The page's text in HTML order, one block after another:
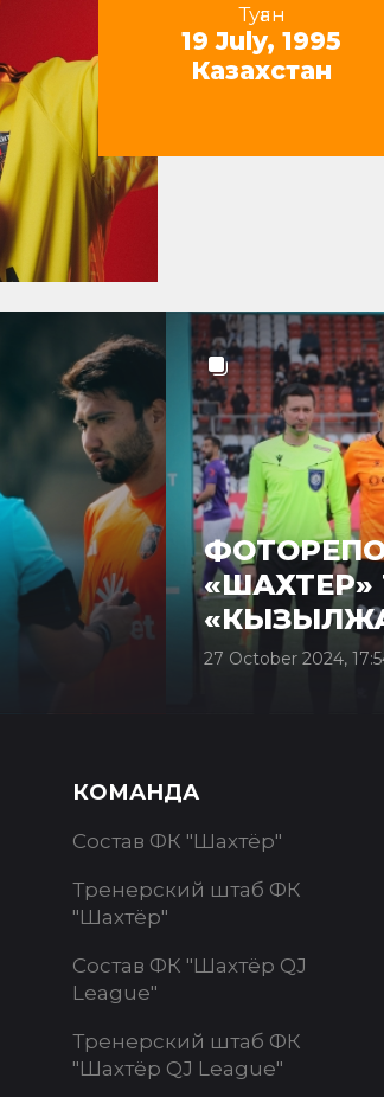
Туған
19 July, 1995
Казахстан
«ШАХТЕР»
27 October 2024,
КОМАНДА
Состав ФК "Шахтёр"
Тренерский штаб ФК
"Шахтёр"
Состав ФК "Шахтёр QJ
League"
Тренерский штаб ФК
"Шахтёр QJ League"